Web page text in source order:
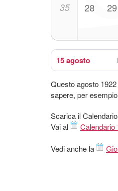
35 28 29
15 agosto
Questo agosto
sapere, per
Scarica il
Vai al
Calendario
Vedi anche la